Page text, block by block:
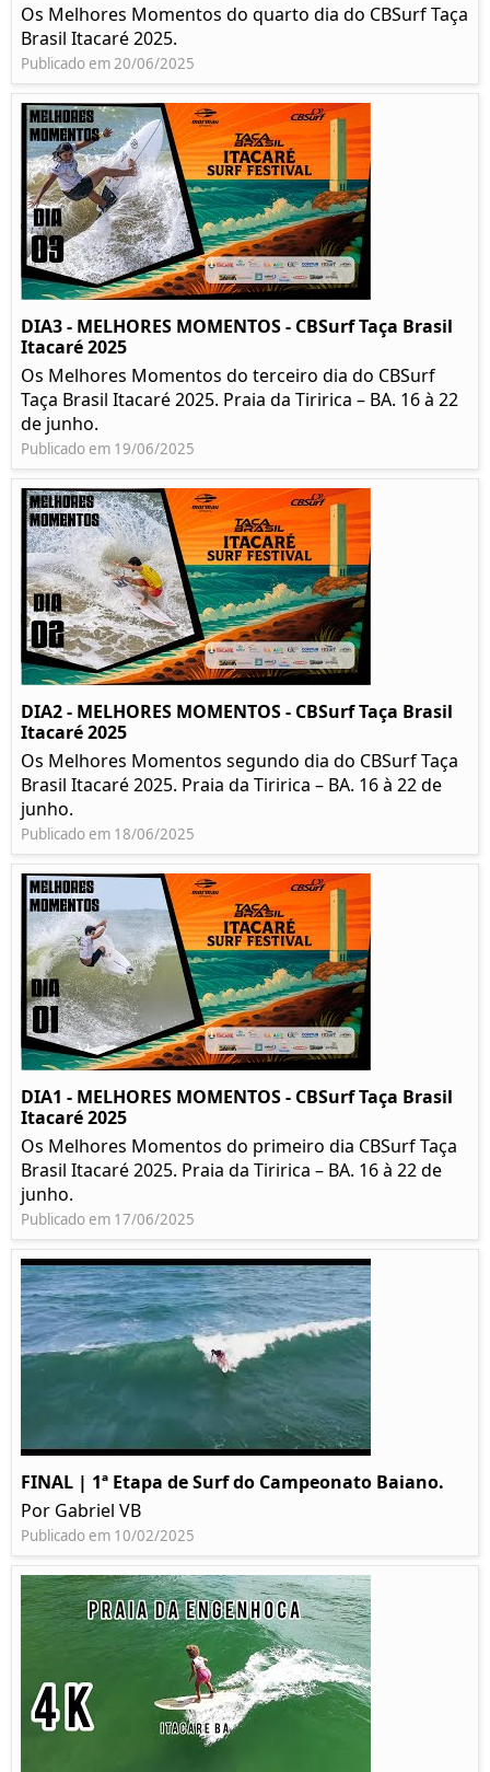
Os Melhores Momentos do quarto dia do CBSurf Taça
Brasil Itacaré 2025.
Publicado em 20/06/2025
DIA3 - MELHORES MOMENTOS - CBSurf Taça Brasil
Itacaré 2025
Os Melhores Momentos do terceiro dia do CBSurf
Taça Brasil Itacaré 2025. Praia da Tiririca – BA. 16 à 22
de junho.
Publicado em 19/06/2025
DIA2 - MELHORES MOMENTOS - CBSurf Taça Brasil
Itacaré 2025
Os Melhores Momentos segundo dia do CBSurf Taça
Brasil Itacaré 2025. Praia da Tiririca – BA. 16 à 22 de
junho.
Publicado em 18/06/2025
DIA1 - MELHORES MOMENTOS - CBSurf Taça Brasil
Itacaré 2025
Os Melhores Momentos do primeiro dia CBSurf Taça
Brasil Itacaré 2025. Praia da Tiririca – BA. 16 à 22 de
junho.
Publicado em 17/06/2025
FINAL | 1ª Etapa de Surf do Campeonato Baiano.
Por Gabriel VB
Publicado em 10/02/2025